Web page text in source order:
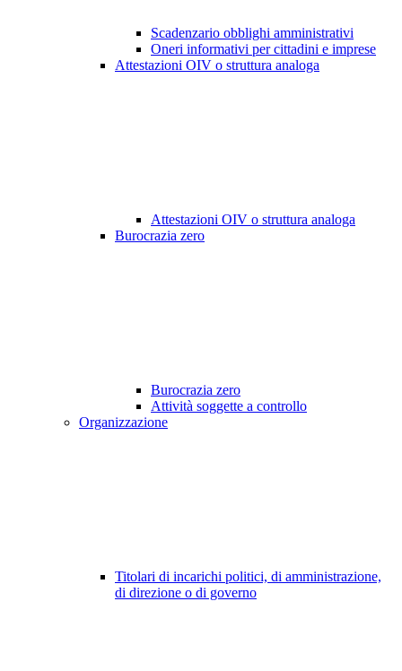
Scadenzario obblighi amministrativi
Oneri informativi per cittadini e imprese
Attestazioni OIV o struttura analoga
Attestazioni OIV o struttura analoga
Burocrazia zero
Burocrazia zero
Attività soggette a controllo
Organizzazione
Titolari di incarichi politici, di amministrazione,
di direzione o di governo